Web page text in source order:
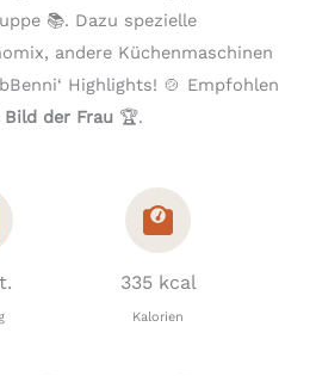
📚. Dazu spezielle
andere Küchenmaschinen
Highlights! 🍲 Empfohlen
Bild der Frau 🏆.
335 kcal
Kalorien